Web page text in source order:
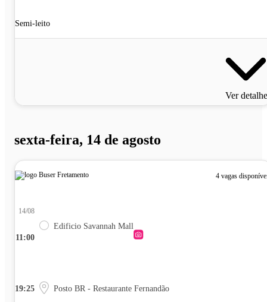
Semi-leito
Ver
sexta-feira, 14 de agosto
4 vagas
11:00
14/08
Edificio Savannah Mall
19:25 Posto BR - Restaurante Fernandão